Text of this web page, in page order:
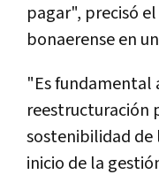
pagar", precisó
bonaerense en
"Es fundamental
reestructuración
sostenibilidad de
inicio de la